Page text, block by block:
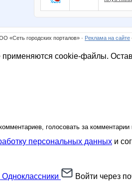
«Сеть городских порталов» · Реклама на сайте
cookie-файлы.
голосовать за комментарии
персональных данных и
Одноклассники Войти через